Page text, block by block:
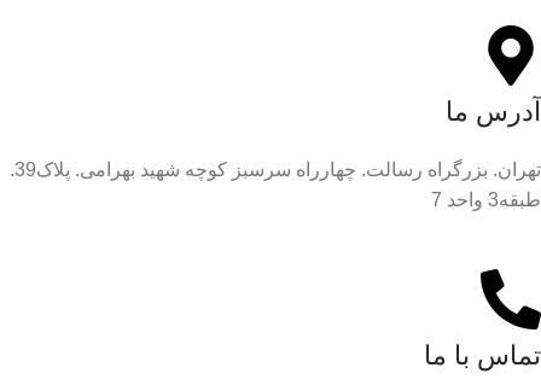
آدرس ما
تهران. بزرگراه رسالت. چهارراه سرسبز کوچه شهید بهرامی. پلاک39.
طبقه3 واحد 7
تماس با ما